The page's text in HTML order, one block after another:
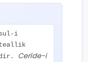
i
Cerîde-i